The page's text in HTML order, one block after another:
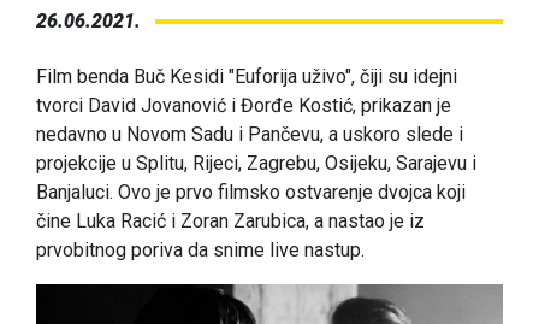
26.06.2021.
Film benda Buč Kesidi "Euforija uživo", čiji su idejni
tvorci David Jovanović i Đorđe Kostić, prikazan je
nedavno u Novom Sadu i Pančevu, a uskoro slede i
projekcije u Splitu, Rijeci, Zagrebu, Osijeku, Sarajevu i
Banjaluci. Ovo je prvo filmsko ostvarenje dvojca koji
čine Luka Racić i Zoran Zarubica, a nastao je iz
prvobitnog poriva da snime live nastup.